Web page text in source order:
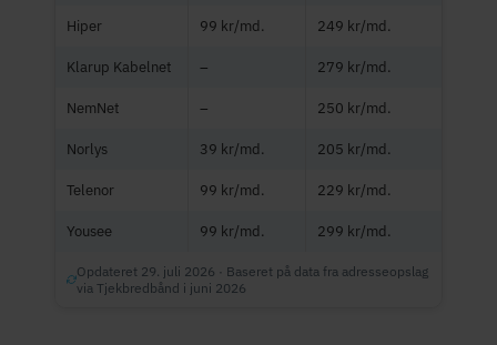
Hiper 99 kr/md. 249 kr/md.
Klarup Kabelnet – 279 kr/md.
NemNet – 250 kr/md.
Norlys 39 kr/md. 205 kr/md.
Telenor 99 kr/md. 229 kr/md.
Yousee 99 kr/md. 299 kr/md.
Opdateret 29. juli 2026 · Baseret på data fra adresseopslag
via Tjekbredbånd i juni 2026